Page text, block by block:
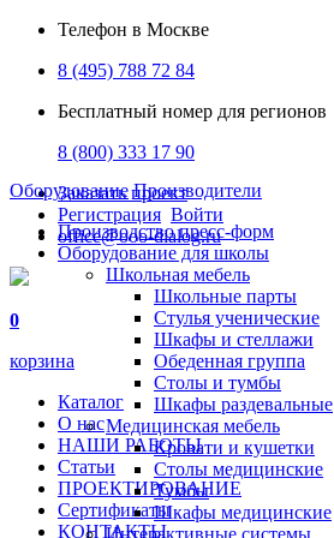
Телефон в Москве
8 (495) 788 72 84
Бесплатный номер для регионов
8 (800) 333 17 90
Заказать проект
Регистрация Войти
office@ooo-dialog.ru
0
корзина
Каталог
О нас
НАШИ РАБОТЫ
Статьи
ПРОЕКТИРОВАНИЕ
Сертификаты
КОНТАКТЫ
Оборудование Производители
Производство пресс-форм
Оборудование для школы
Школьная мебель
Школьные парты
Стулья ученические
Шкафы и стеллажи
Обеденная группа
Столы и тумбы
Шкафы раздевальные
Медицинская мебель
Кровати и кушетки
Столы медицинские
Тумбы
Шкафы медицинские
Интерактивные системы